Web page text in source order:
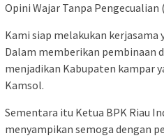
Opini Wajar Tanpa Pengecualian
Kami siap melakukan kerjasama
Dalam memberikan pembinaan
menjadikan Kabupaten kampar
Kamsol.
Sementara itu Ketua BPK Riau
menyampikan semoga dengan